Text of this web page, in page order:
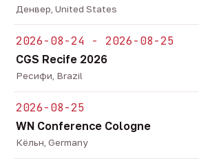
Денвер, United States
2026-08-24 - 2026-08-25
CGS Recife 2026
Ресифи, Brazil
2026-08-25
WN Conference Cologne
Кёльн, Germany